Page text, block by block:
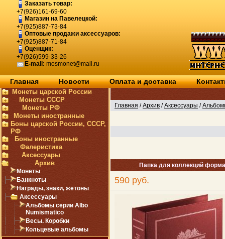
Заказать товар:
+7(926)161-69-60
Магазин на Павелецкой:
+7(925)887-73-84
Оптовые продажи аксессуаров:
+7(925)887-71-84
Оценщик:
+7(926)599-33-26
E-mail: mosmonet@mail.ru
Главная Новости Оплата и доставка
Монеты царской России
Монеты СССР
Монеты РФ
Монеты иностранные
Боны царской России, СССР,
РФ
Боны иностранные
Фалеристика
Аксессуары
Архив
Монеты
Банкноты
Награды, знаки, жетоны
Аксессуары
Альбомы серии Albo
Numismatico
Весы. Коробки
Кольцевые альбомы
Главная /Архив /Аксессуары /
Папка для коллекций
590 руб.